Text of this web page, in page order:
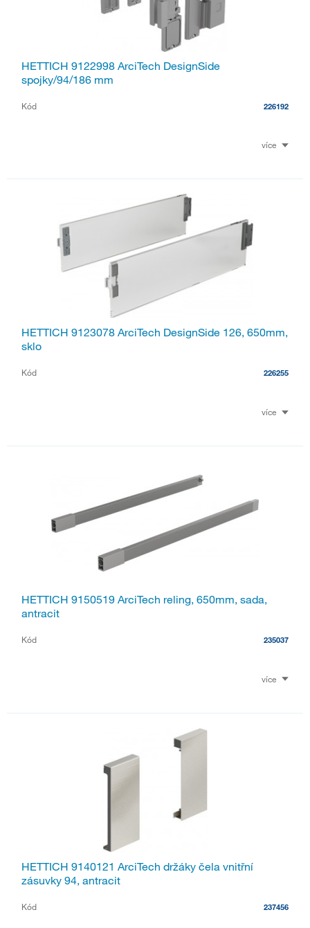
HETTICH 9122998 ArciTech DesignSide
spojky/94/186 mm
Kód 226192
více
HETTICH 9123078 ArciTech DesignSide 126, 650mm,
sklo
Kód 226255
více
HETTICH 9150519 ArciTech reling, 650mm, sada,
antracit
Kód 235037
více
HETTICH 9140121 ArciTech držáky čela vnitřní
zásuvky 94, antracit
Kód 237456